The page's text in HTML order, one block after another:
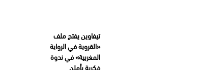
تيفاوين يفتح ملف
«القروية في الرواية
المغربية» في ندوة
فكرية بأملن